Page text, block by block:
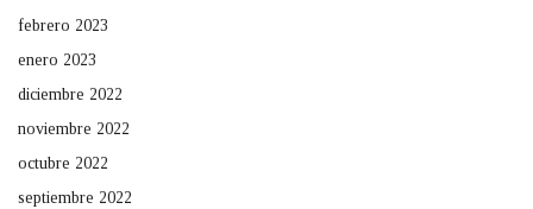
febrero 2023
enero 2023
diciembre 2022
noviembre 2022
octubre 2022
septiembre 2022